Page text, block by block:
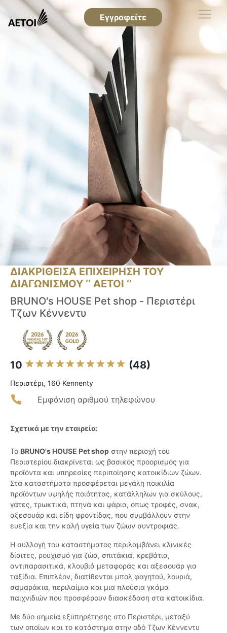
Εγγραφείτε
ΔΙΑΚΡΙΘΕΙΣΑ ΕΠΙΧΕΙΡΗΣΗ ΤΟΥ
ΔΙΑΓΩΝΙΣΜΟΥ ‘’ ΑΕΤΟΙ ‘’
BRUNO's HOUSE Pet shop - Περιστέρι
Τζων Κέννεντυ
10 (48)
Περιστέρι, 160 Kennenty
Εμφάνιση αριθμού τηλεφώνου
Σχετικά με την εταιρεία:
Το BRUNO's HOUSE Pet shop στην περιοχή του
Περιστερίου διακρίνεται ως βασικός προορισμός για
προϊόντα και υπηρεσίες περιποίησης κατοικίδιων ζώων.
Στα καταστήματα προσφέρεται μεγάλη ποικιλία
προϊόντων υψηλής ποιότητας, κατάλληλων για σκύλους,
γάτες, τρωκτικά, πτηνά και ψάρια, όπως τροφές, σνακ,
αξεσουάρ και είδη φροντίδας, που συμβάλλουν στην
ευεξία και την καλή υγεία των ζώων συντροφιάς.
Η συλλογή του καταστήματος περιλαμβάνει κλινικές
δίαιτες, ρουχισμό για ζώα, σπιτάκια, κρεβάτια,
αντιπαρασιτικά, κλουβιά μεταφοράς και αξεσουάρ για
ταξίδια. Επιπλέον, διατίθενται μπολ φαγητού, λουριά,
σαμαράκια, περιλαίμια και μια πλούσια γκάμα
παιχνιδιών που προσφέρουν διασκέδαση στα κατοικίδια.
Με δύο σημεία εξυπηρέτησης στο Περιστέρι, μεταξύ
των οποίων και το κατάστημα στην οδό Τζων Κέννεντυ